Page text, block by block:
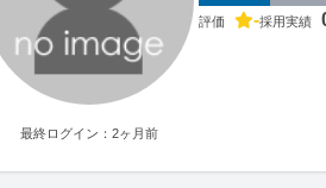
最終ログイン：2ヶ月前
評価 -採用実績